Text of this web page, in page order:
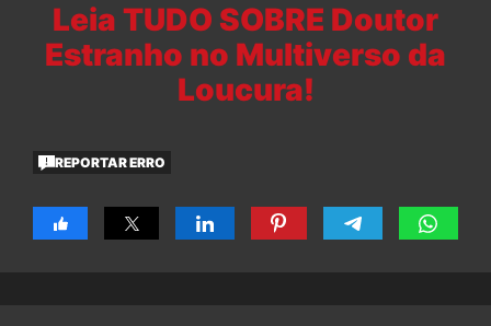
Leia TUDO SOBRE Doutor
Estranho no Multiverso da
Loucura!
REPORTAR ERRO